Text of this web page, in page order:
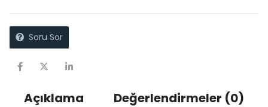
Soru Sor
Açıklama Değerlendirmeler (0)